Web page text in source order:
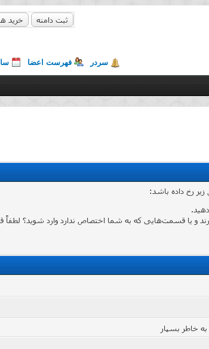
ثبت دامنه خرید
سردر فهرست اعضا
رخ داده باشد:
یا قسمت‌هایی که به شما اختصاص ندارد وارد شوید؟ لطفاً
به خاطر بسپار